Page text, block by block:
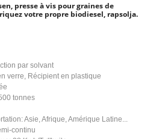
presse à vis pour graines de
votre propre biodiesel, rapsolja.
par solvant
verre, Récipient en plastique
tonnes
Asie, Afrique, Amérique Latine...
continu